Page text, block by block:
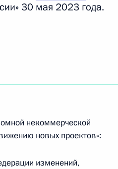
для
30 мая 2023 года.
некоммерческой
новых проектов»:
изменений,